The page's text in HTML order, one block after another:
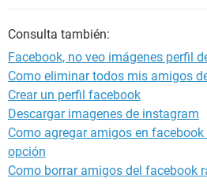
Consulta también:
Facebook, no veo imágenes perfil
Como eliminar todos mis amigos
Crear un perfil facebook
Descargar imagenes de instagram
Como agregar amigos en
opción
Como borrar amigos del facebook